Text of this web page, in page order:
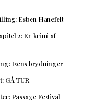
Esben Hanefelt
2: En krimi af
Isens brydninger
GÅ TUR
Passage Festival